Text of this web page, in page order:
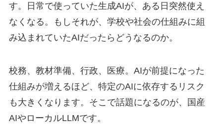
す。日常で使っていた生成AIが、ある日突然使え
なくなる。もしそれが、学校や社会の仕組みに組
み込まれていたAIだったらどうなるのか。
校務、教材準備、行政、医療。AIが前提になった
仕組みが増えるほど、特定のAIに依存するリスク
も大きくなります。そこで話題になるのが、国産
AIやローカルLLMです。